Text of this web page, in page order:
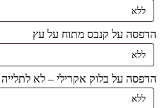
הדפסה על קנבס מתוח על עץ
הדפסה על בלוק אקרילי – לא לתלייה